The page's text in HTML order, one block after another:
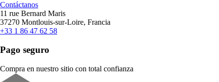
Contáctanos
11 rue Bernard Maris
37270 Montlouis-sur-Loire, Francia
+33 1 86 47 62 58
Pago seguro
Compra en nuestro sitio con total confianza